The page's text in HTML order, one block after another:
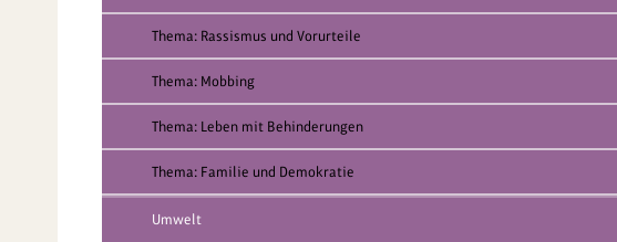
Thema: Rassismus und Vorurteile
Thema: Mobbing
Thema: Leben mit Behinderungen
Thema: Familie und Demokratie
Umwelt